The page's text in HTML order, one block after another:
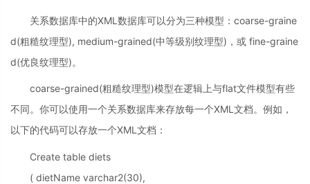
关系数据库中的XML数据库可以分为三种模型：coarse-graine
d(粗糙纹理型), medium-grained(中等级别纹理型)，或 fine-graine
d(优良纹理型)。
coarse-grained(粗糙纹理型)模型在逻辑上与flat文件模型有些
不同。你可以使用一个关系数据库来存放每一个XML文档。例如，
以下的代码可以存放一个XML文档：
Create table diets
( dietName varchar2(30),